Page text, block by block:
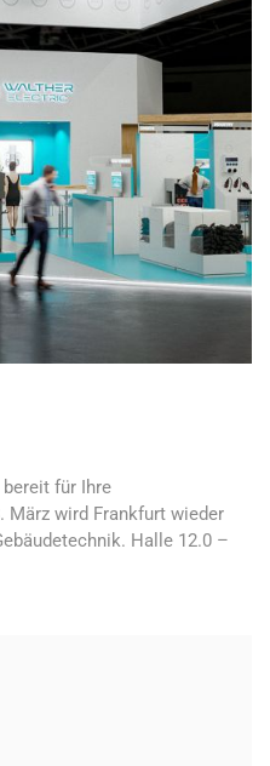
für Ihre
März wird Frankfurt wieder
Halle 12.0 –